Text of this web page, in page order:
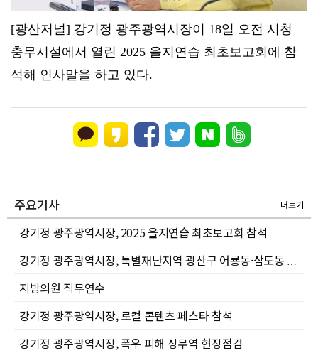
[광산저널] 강기정 광주광역시장이 18일 오전 시청
충무시설에서 열린 2025 을지연습 최초보고회에 참
석해 인사말을 하고 있다.
주요기사 더보기
강기정 광주광역시장, 2025 을지연습 최초보고회 참석
강기정 광주광역시장, 특별재난지역 광산구 어룡동·삼도동 수해복구 현장점검
지방의원 직무연수
강기정 광주광역시장, 로컬 콘텐츠 페스타 참석
강기정 광주광역시장, 폭우 피해 상무역 현장점검